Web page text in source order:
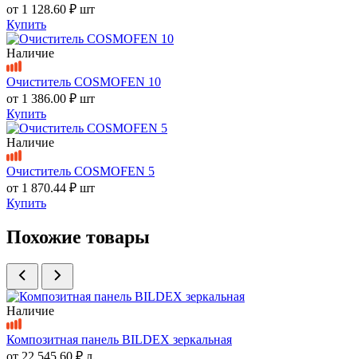
от 1 128.60 ₽ шт
Купить
Наличие
Очиститель COSMOFEN 10
от 1 386.00 ₽ шт
Купить
Наличие
Очиститель COSMOFEN 5
от 1 870.44 ₽ шт
Купить
Похожие товары
Наличие
Композитная панель BILDEX зеркальная